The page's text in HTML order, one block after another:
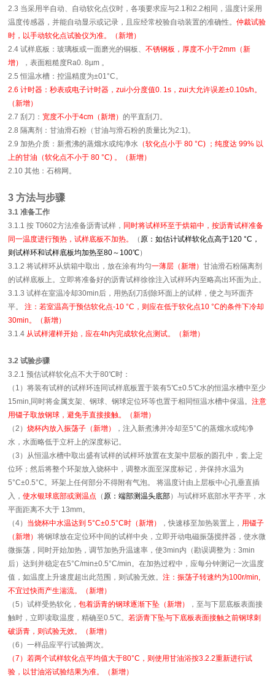
2.3 当采用半自动、自动软化点仪时，各项要求应与2.1和2.2相同，温度计采用
温度传感器，并能自动显示或记录，且应经常校验自动装置的准确性。仲裁试验
时，以手动软化点试验仪为准。（新增）
2.4 试样底板：玻璃板或一面磨光的铜板、不锈钢板，厚度不小于2mm（新
增）
，表面粗糙度Ra0. 8µm 。
2.5 恒温水槽：控温精度为±01°C。
2.6 计时器：秒表或电子计时器，zui小分度值0. 1s，zui大允许误差±0.10s/h。
（新增）
2.7 刮刀：宽度不小于4cm（新增）的平直刮刀。
2.8 隔离剂：甘油滑石粉（甘油与滑石粉的质量比为2:1)。
2.9 加热介质：新煮沸的蒸熘水或纯净水 （软化点小于 80 °C) ；纯度达 99% 以
上的甘油（软化点不小于 80 °C) 。（新增）
2.10 其他：石棉网。
3 方法与步骤
3.1 准备工作
3.1.1 按 T0602方法准备沥青试样， 同时将试样环至于烘箱中，按沥青试样准备
同一温度进行预热，试样底板不加热。
（ 原：如估计试样软化点高于120 °C，
则试样环和试样底板均加热至80～100℃）
3.1.2 将试样环从烘箱中取出，放在涂有均匀一薄层（新增）甘油滑石粉隔离剂
的试样底板上。立即将准备好的沥青试样徐徐注入试样环内至略高出环面为止。
3.1.3 试样在室温冷却30min后，用热刮刀刮除环面上的试样，使之与环面齐
平。
注：若室温高于预估软化点-10 °C，则应在低于软化点10 °C的条件下冷却
30min。（新增）
3.1.4 从试样灌样开始，应在4h内完成软化点测试。（新增）
3.2 试验步骤
3.2.1 预估试样软化点不大于80℃时：
（1）将装有试样的试样环连同试样底板置于装有5℃±0.5℃水的恒温水槽中至少
15min,同时将金属支架、钢球、钢球定位环等也置于相同恒温水槽中保温。注意
用镊子取放钢球，避免手直接接触。（新增）
（2）烧杯内放入振荡子（新增）
，注入新煮沸并冷却至5°C的蒸熘水或纯净
水，水面略低于立杆上的深度标记。
（3）从恒温水槽中取出盛有试样的试样环放置在支架中层板的圆孔中，套上定
位环；然后将整个环架放入烧杯中，调整水面至深度标记，并保持水温为
5°C±0.5°C。环架上任何部分不得附有气泡。 将温度计由上层板中心孔垂直插
入，使水银球底部或测温点 （ 原：端部测温头底部）与试样环底部水平齐平，水
平面距离不大于 13mm。
（4） 当烧杯中水温达到 5°C±0.5°C时（新增） ，快速移至加热装置上， 用镊子
（新增）将钢球放在定位环中间的试样中央，立即开动电磁振荡搅拌器，使水微
微振荡，同时开始加热，调节加热升温速率，使3min内（勘误调整为：3min
后）达到并稳定在5°C/min±0.5°C/min。在加热过程中，应每分钟测记一次温度
值，如温度上升速度超出此范围，则试验无效。注：振荡子转速约为100r/min,
不宜过快而产生湍流。（新增）
（5）试样受热软化，包着沥青的钢球逐渐下坠（新增）
，至与下层底板表面接
触时，立即读取温度，精确至0.5℃。若沥青下坠与下底板表面接触之前钢球刺
破沥青，则试验无效。（新增）
（6）一样品应平行试验两次。
（7）若两个试样软化点平均值大于80°C，则使用甘油浴按3.2.2重新进行试
验，以甘油浴试验结果为准。（新增）